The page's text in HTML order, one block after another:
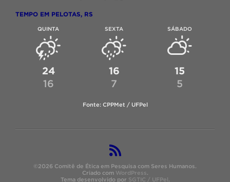
TEMPO EM PELOTAS, RS
QUINTA
24
16
SEXTA
16
7
SÁBADO
15
5
Fonte: CPPMet / UFPel
©2026 Comitê de Ética em Pesquisa com Seres Humanos.
Criado com WordPress.
Tema desenvolvido por SGTIC / UFPel.